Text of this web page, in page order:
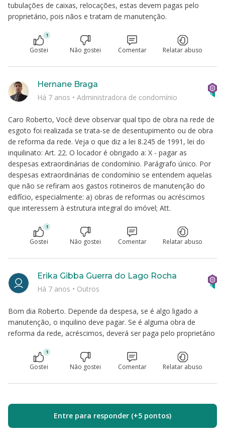
tubulações de caixas, relocações, estas devem pagas pelo
proprietário, pois nãos e tratam de manutenção.
1
Gostei Não gostei Comentar Relatar abuso
Caro Roberto, Você deve observar qual tipo de obra na rede de
esgoto foi realizada se trata-se de desentupimento ou de obra
de reforma da rede. Veja o que diz a lei 8.245 de 1991, lei do
inquilinato: Art. 22. O locador é obrigado a: X - pagar as
despesas extraordinárias de condomínio. Parágrafo único. Por
despesas extraordinárias de condomínio se entendem aquelas
que não se refiram aos gastos rotineiros de manutenção do
edifício, especialmente: a) obras de reformas ou acréscimos
que interessem à estrutura integral do imóvel; Att.
Hernane Braga
Há 7 anos • Administradora de condomínio
1
Gostei Não gostei Comentar Relatar abuso
Bom dia Roberto. Depende da despesa, se é algo ligado a
manutenção, o inquilino deve pagar. Se é alguma obra de
reforma da rede, acréscimos, deverá ser paga pelo proprietário
Erika Gibba Guerra do Lago Rocha
Há 7 anos • Outros
1
Gostei Não gostei Comentar Relatar abuso
Entre para responder (+5 pontos)